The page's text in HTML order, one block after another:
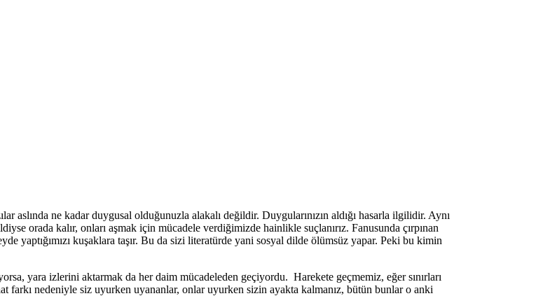
aslında ne kadar duygusal olduğunuzla alakalı değildir. Duygularınızın aldığı hasarla ilgilidir. Aynı
orada kalır, onları aşmak için mücadele verdiğimizde hainlikle suçlanırız. Fanusunda çırpınan
yaptığımızı kuşaklara taşır. Bu da sizi literatürde yani sosyal dilde ölümsüz yapar. Peki bu kimin
yara izlerini aktarmak da her daim mücadeleden geçiyordu. Harekete geçmemiz, eğer sınırları
nedeniyle siz uyurken uyananlar, onlar uyurken sizin ayakta kalmanız, bütün bunlar o anki